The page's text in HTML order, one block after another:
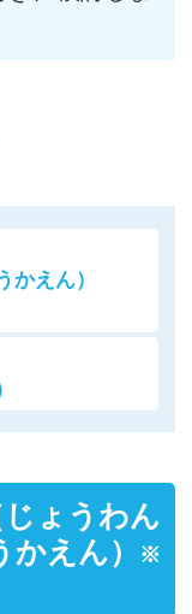
かえん）
じょうわん
えん）
※